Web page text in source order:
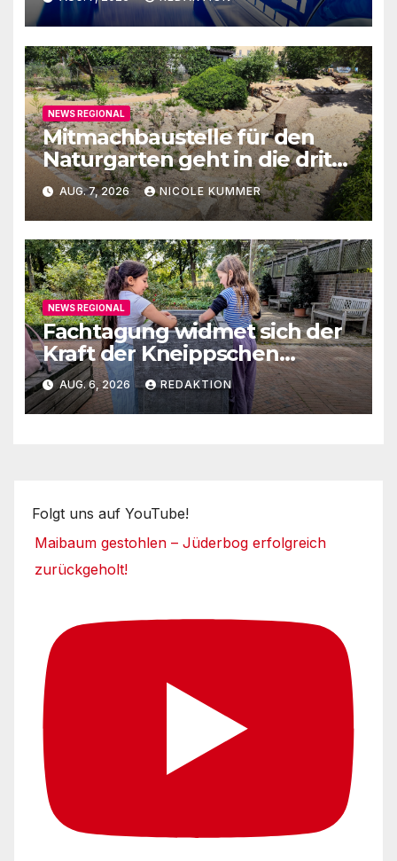
NEWS REGIONAL
Mitmachbaustelle für den
Naturgarten geht in die dritte
Runde
AUG. 7, 2026 NICOLE KUMMER
NEWS REGIONAL
Fachtagung widmet sich der
Kraft der Kneippschen
Elemente
AUG. 6, 2026 REDAKTION
Folgt uns auf YouTube!
Maibaum gestohlen – Jüderbog erfolgreich
zurückgeholt!